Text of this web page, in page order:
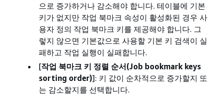
으로 증가하거나 감소해야 합니다. 테이블에 기본
키가 없지만 작업 북마크 속성이 활성화된 경우 사
용자 정의 작업 북마크 키를 제공해야 합니다. 그
렇지 않으면 기본값으로 사용할 기본 키 검색이 실
패하고 작업 실행이 실패합니다.
[작업 북마크 키 정렬 순서(Job bookmark keys
sorting order)]: 키 값이 순차적으로 증가할지 또
는 감소할지를 선택합니다.